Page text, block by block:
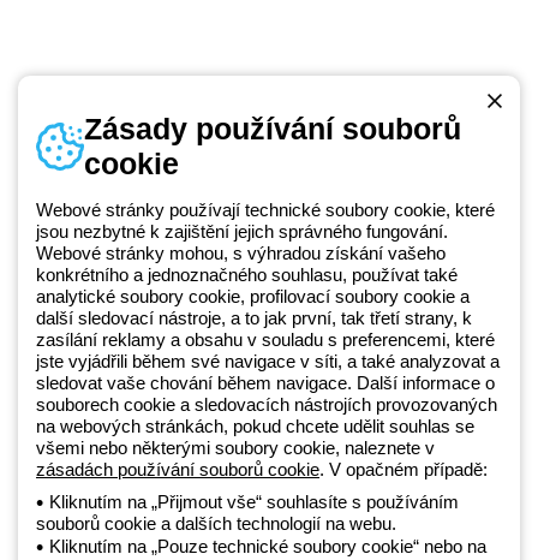
Beghelli je součástí GEWISS Group od roku 2025 a jeho ekosystému
GEWISS LightZone, kde vyvíjíme propojená světelná řešení, která
transformují komplexitu do jednoduchosti a podporují profesionály a
koncové zákazníky v uspokojování jejich potřeb.Zjistěte více o
GEWISS
Czechia:CS
Telefonní číslo
+420 531 014 111
Zásady ochrany osobních údajů
Zásady používání souborů cookie
Zásady používání souborů
cookie
Webové stránky používají technické soubory cookie, které
jsou nezbytné k zajištění jejich správného fungování.
Webové stránky mohou, s výhradou získání vašeho
konkrétního a jednoznačného souhlasu, používat také
analytické soubory cookie, profilovací soubory cookie a
další sledovací nástroje, a to jak první, tak třetí strany, k
zasílání reklamy a obsahu v souladu s preferencemi, které
jste vyjádřili během své navigace v síti, a také analyzovat a
sledovat vaše chování během navigace. Další informace o
souborech cookie a sledovacích nástrojích provozovaných
na webových stránkách, pokud chcete udělit souhlas se
všemi nebo některými soubory cookie, naleznete v
zásadách používání souborů cookie. V opačném případě:
Kliknutím na „Přijmout vše“ souhlasíte s používáním
souborů cookie a dalších technologií na webu.
Kliknutím na „Pouze technické soubory cookie“ nebo na